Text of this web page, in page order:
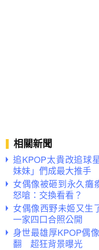
相關新聞
追KPOP太貴改追
妹妹」們成最大推手
女偶像被砸到永久
怒嗆：交換看看？
女偶像西野未姬又生
一家四口合照公開
身世最雄厚KPOP偶
翻 超狂背景曝光